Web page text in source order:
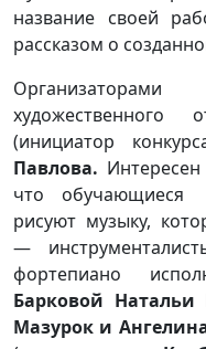
название своей
рассказом о
Организаторами
художественного
(инициатор
Павлова.
что обучающиеся
рисуют музыку,
—
фортепиано
Барковой
Мазурок и